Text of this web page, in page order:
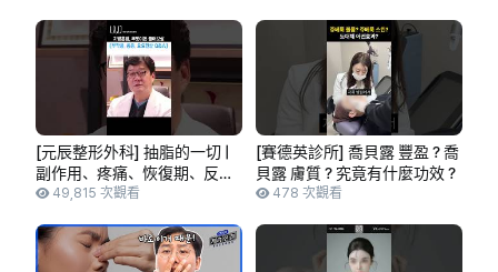
[元辰整形外科] 抽脂的一切 |
副作用、疼痛、恢復期、反彈
現象 | 有問必答 | 短片
49,815 次觀看
[賽德英診所] 喬貝露 豐盈？喬
貝露 膚質？究竟有什麼功效？
478 次觀看